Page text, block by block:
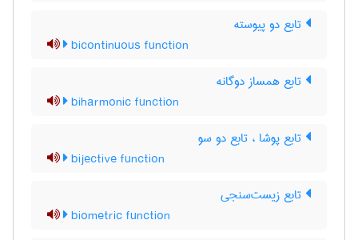
تابع دو پیوسته
bicontinuous function
تابع همساز دوگانه
biharmonic function
تابع پوشا ، تابع دو سو
bijective function
تابع زیست‌سنجی
biometric function